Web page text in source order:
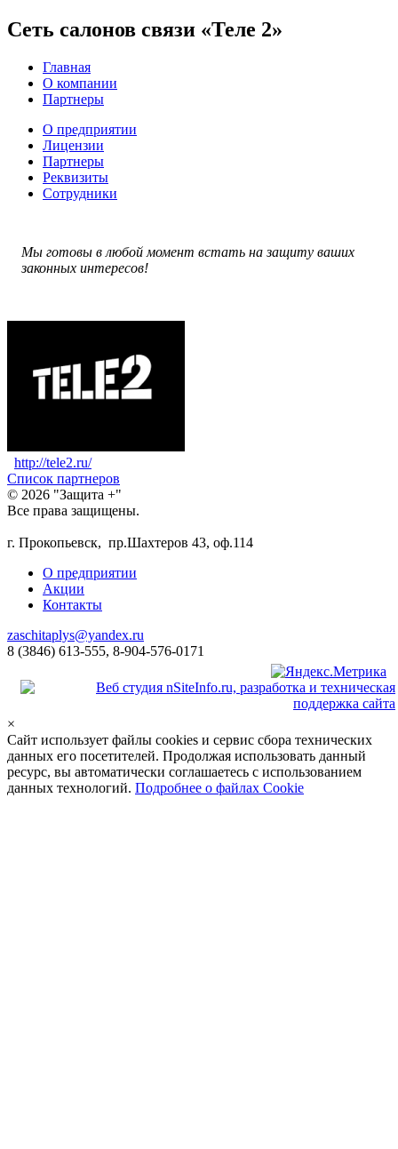
Cеть салонов связи «Теле 2»
Главная
О компании
Партнеры
О предприятии
Лицензии
Партнеры
Реквизиты
Сотрудники
Мы готовы в любой момент встать на защиту ваших
законных интересов!
http://tele2.ru/
Список партнеров
© 2026 "Защита +"
Все права защищены.
г. Прокопьевск, пр.Шахтеров 43, оф.114
О предприятии
Акции
Контакты
zaschitaplys@yandex.ru
8 (3846) 613-555, 8-904-576-0171
×
Сайт использует файлы cookies и сервис сбора технических
данных его посетителей. Продолжая использовать данный
ресурс, вы автоматически соглашаетесь с использованием
данных технологий. Подробнее о файлах Cookie